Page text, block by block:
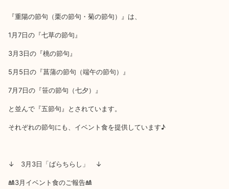
『重陽の節句（栗の節句・菊の節句）』は、
1月7日の『七草の節句』
3月3日の『桃の節句』
5月5日の『菖蒲の節句（端午の節句）』
7月7日の『笹の節句（七夕）』
と並んで『五節句』とされています。
それぞれの節句にも、イベント食を提供しています♪
↓ 3月3日「ばらちらし」 ↓
🎎3月イベント食のご報告🎎